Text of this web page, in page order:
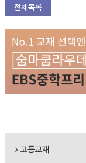
전체목록
고등교재